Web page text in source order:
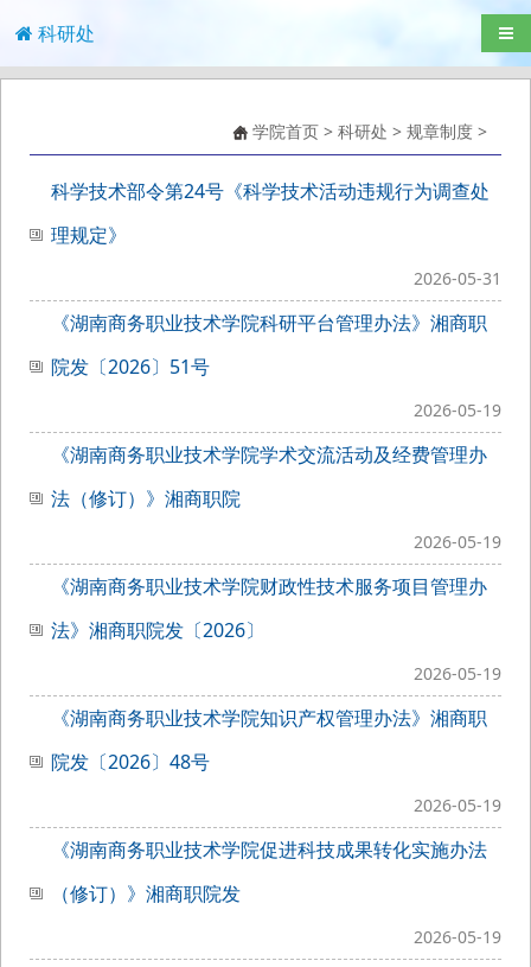
科研处 导
学院首页 > 科研处 > 规章制度 >
科学技术部令第24号《科学技术活动违规行为调查处
理规定》
2026-05-31
《湖南商务职业技术学院科研平台管理办法》湘商职
院发〔2026〕51号
2026-05-19
《湖南商务职业技术学院学术交流活动及经费管理办
法（修订）》湘商职院
2026-05-19
《湖南商务职业技术学院财政性技术服务项目管理办
法》湘商职院发〔2026〕
2026-05-19
《湖南商务职业技术学院知识产权管理办法》湘商职
院发〔2026〕48号
2026-05-19
《湖南商务职业技术学院促进科技成果转化实施办法
（修订）》湘商职院发
2026-05-19